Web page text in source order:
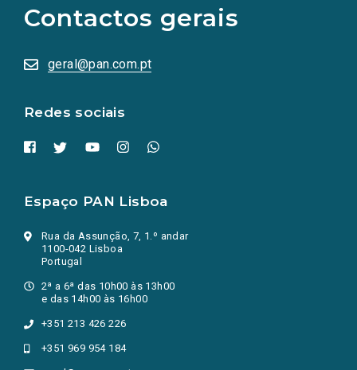
Contactos gerais
geral@pan.com.pt
Redes sociais
redes
sociais
numa
nova
Espaço PAN Lisboa
Rua da Assunção, 7, 1.º andar
1100-042 Lisboa
Portugal
2ª a 6ª das 10h00 às 13h00
e das 14h00 às 16h00
+351 213 426 226
+351 969 954 184